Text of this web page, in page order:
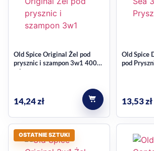
dezodorant w sprayu Old Spice Night
dezodorant w sztyfcie Old Spice Night
żel pod prysznic Old Spice Night
Gamebox 3 w 1 jako
dodatkowa wartość
Opakowanie tego zestawu nie kończy się
prezentowej. Gamebox oferuje trzy
rozgrywki: szachy, tryktrak oraz kości.
Old Spice Original Żel pod
prysznic i szampon 3w1 400
ml
14,24zł
Old Spice
pod
13,53zł
OSTATNIE SZTUKI